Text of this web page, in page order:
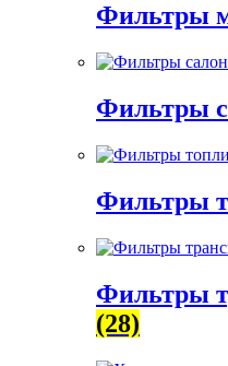
Фильтры
Фильтры
Фильтры
Фильтры
(28)